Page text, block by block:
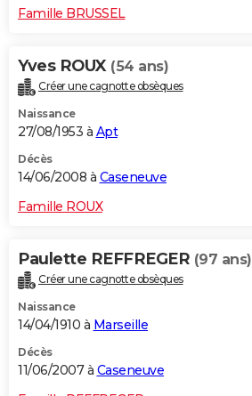
Famille BRUSSEL
Yves ROUX (54 ans)
Créer une cagnotte obsèques
Naissance
27/08/1953 à Apt
Décès
14/06/2008 à Caseneuve
Famille ROUX
Paulette REFFREGER (97 ans)
Créer une cagnotte obsèques
Naissance
14/04/1910 à Marseille
Décès
11/06/2007 à Caseneuve